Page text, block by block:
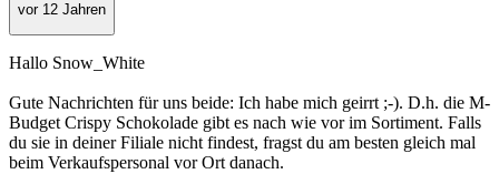
vor 12 Jahren
Hallo Snow_White
Gute Nachrichten für uns beide: Ich habe mich geirrt ;-). D.h. die M-
Budget Crispy Schokolade gibt es nach wie vor im Sortiment. Falls
du sie in deiner Filiale nicht findest, fragst du am besten gleich mal
beim Verkaufspersonal vor Ort danach.